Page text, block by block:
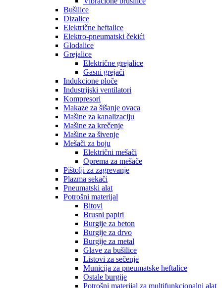
Bušilice
Dizalice
Električne heftalice
Elektro-pneumatski čekići
Glodalice
Grejalice
Električne grejalice
Gasni grejači
Indukcione ploče
Industrijski ventilatori
Kompresori
Makaze za šišanje ovaca
Mašine za kanalizaciju
Mašine za krečenje
Mašine za šivenje
Mešači za boju
Električni mešači
Oprema za mešače
Pištolji za zagrevanje
Plazma sekači
Pneumatski alat
Potrošni materijal
Bitovi
Brusni papiri
Burgije za beton
Burgije za drvo
Burgije za metal
Glave za bušilice
Listovi za sečenje
Municija za pneumatske heftalice
Ostale burgije
Potrošni materijal za multifunkcionalni alat